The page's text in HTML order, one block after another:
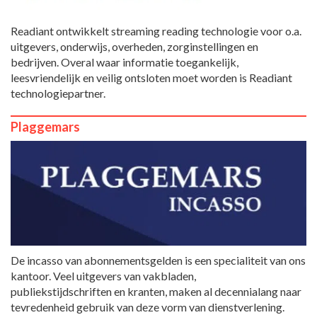
Readiant ontwikkelt streaming reading technologie voor o.a.
uitgevers, onderwijs, overheden, zorginstellingen en
bedrijven. Overal waar informatie toegankelijk,
leesvriendelijk en veilig ontsloten moet worden is Readiant
technologiepartner.
Plaggemars
De incasso van abonnementsgelden is een specialiteit van ons
kantoor. Veel uitgevers van vakbladen,
publiekstijdschriften en kranten, maken al decennialang naar
tevredenheid gebruik van deze vorm van dienstverlening.